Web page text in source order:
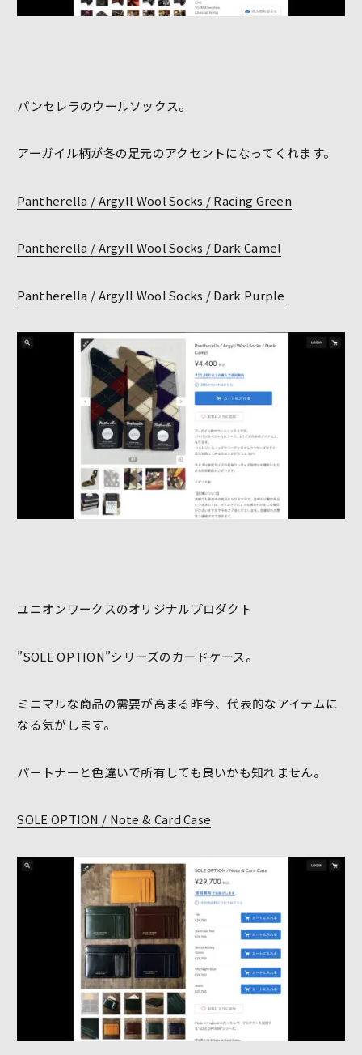
パンセレラのウールソックス。
アーガイル柄が冬の足元のアクセントになってくれます。
Pantherella / Argyll Wool Socks / Racing Green
Pantherella / Argyll Wool Socks / Dark Camel
Pantherella / Argyll Wool Socks / Dark Purple
ユニオンワークスのオリジナルプロダクト
”SOLE OPTION”シリーズのカードケース。
ミニマルな商品の需要が高まる昨今、代表的なアイテムに
なる気がします。
パートナーと色違いで所有しても良いかも知れません。
SOLE OPTION / Note & Card Case